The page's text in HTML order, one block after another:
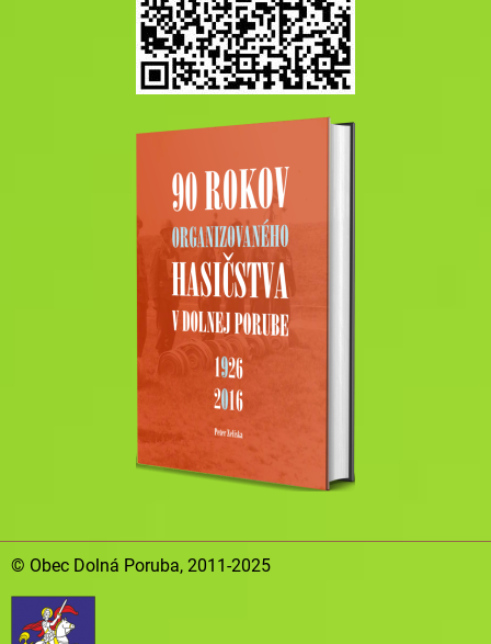
© Obec Dolná Poruba, 2011-2025